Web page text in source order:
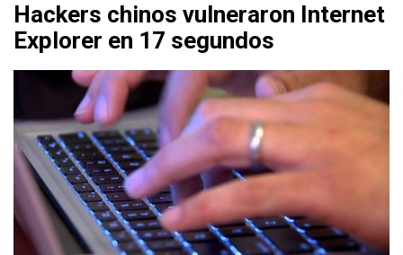
Hackers chinos vulneraron Internet
Explorer en 17 segundos